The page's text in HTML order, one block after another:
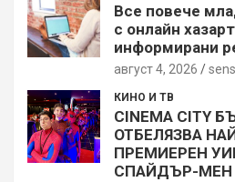
Все повече
с онлайн
информирани
август 4, 2026
КИНО И ТВ
CINEMA CITY
ОТБЕЛЯЗВА
ПРЕМИЕРЕН
СПАЙДЪР-МЕН